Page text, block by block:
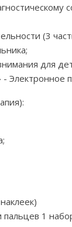
(3
для
Электронное
1